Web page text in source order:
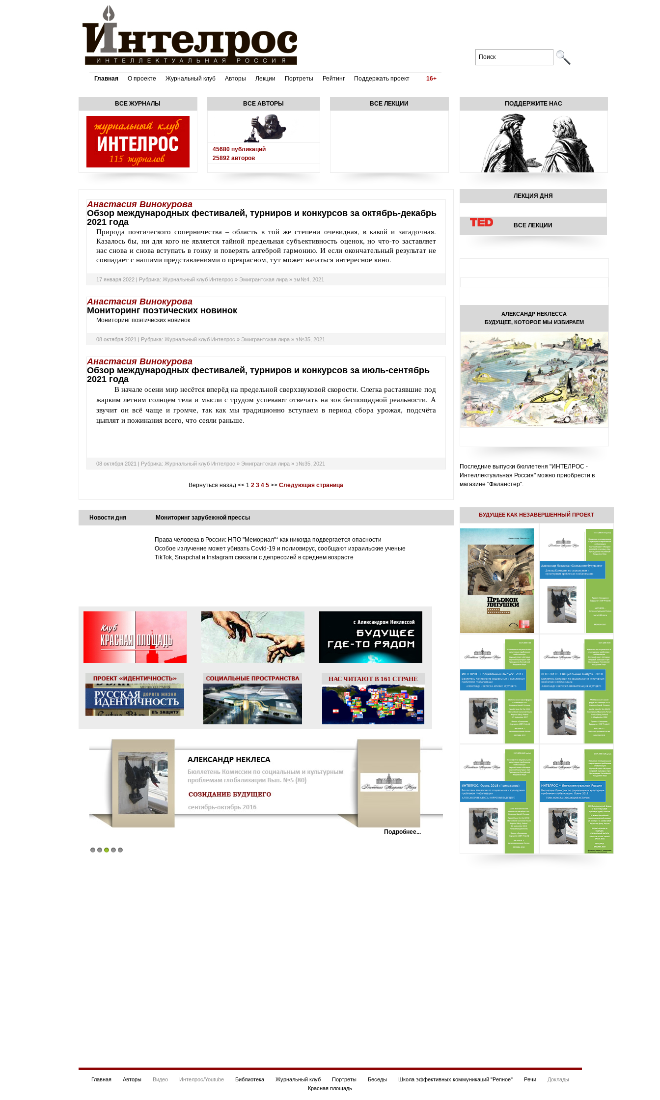
Главная О проекте Журнальный клуб Авторы Лекции Портреты Рейтинг Поддержать проект 16+
ВСЕ ЖУРНАЛЫ ВСЕ АВТОРЫ
45680публикаций
25892авторов
ВСЕ ЛЕКЦИИ
Анастасия Винокурова
Обзор международных фестивалей, турниров и конкурсов за октябрь-декабрь
2021 года
Природа поэтического соперничества – область в той же степени очевидная, в какой и загадочная.
Казалось бы, ни для кого не является тайной предельная субъективность оценок, но что-то заставляет
нас снова и снова вступать в гонку и поверять алгеброй гармонию. И если окончательный результат не
совпадает с нашими представлениями о прекрасном, тут может начаться интересное кино.
17 января 2022 | Рубрика: Журнальный клуб Интелрос » Эмигрантская лира» эм№4, 2021
Анастасия Винокурова
Мониторинг поэтических новинок
Мониторинг поэтических новинок
08 октября 2021 | Рубрика: Журнальный клуб Интелрос » Эмигрантская лира» э№35, 2021
Анастасия Винокурова
Обзор международных фестивалей, турниров и конкурсов за июль-сентябрь
2021 года
В начале осени мир несётся вперёд на предельной сверхзвуковой скорости. Слегка растаявшие под
жарким летним солнцем тела и мысли с трудом успевают отвечать на зов беспощадной реальности. А
звучит он всё чаще и громче, так как мы традиционно вступаем в период сбора урожая, подсчёта
цыплят и пожинания всего, что сеяли раньше.
08 октября 2021 | Рубрика: Журнальный клуб Интелрос » Эмигрантская лира» э№35, 2021
Вернуться назад << 1 2 3 4 5 >> Следующая страница
Новости дня Мониторинг зарубежной прессы
Права человека в России: НПО "Мемориал"* как никогда подвергается опасности
Особое излучение может убивать Covid-19 и полиовирус, сообщают израильские ученые
TikTok, Snapchat и Instagram связали с депрессией в среднем возрасте
НАС ЧИТАЮТ В 161 СТРАНЕ
Подробнее...
ПОДДЕРЖИТЕ НАС
ЛЕКЦИЯ ДНЯ
ВСЕ ЛЕКЦИИ
АЛЕКСАНДР НЕКЛЕССА
БУДУЩЕЕ, КОТОРОЕ МЫ ИЗБИРАЕМ
Последние выпуски бюллетеня "ИНТЕЛРОС -
Интеллектуальная Россия" можно приобрести в
магазине "Фаланстер".
БУДУЩЕЕ КАК НЕЗАВЕРШЕННЫЙ ПРОЕКТ
Главная Авторы Видео Интелрос/Youtube Библиотека Журнальный клуб Портреты Беседы Школа эффективных коммуникаций "Репное" Речи
Доклады
Красная площадь